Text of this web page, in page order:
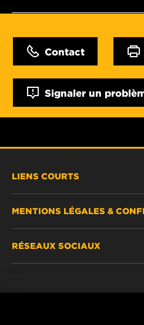
Contact
Signaler un
LIENS COURTS
OÙ ACHETER
MENTIONS LÉGALES &
RÉSEAUX SOCIAUX